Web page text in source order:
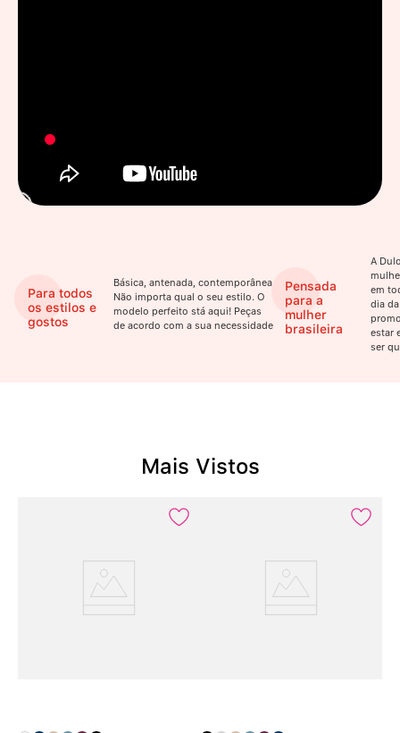
Para todos
os estilos e
gostos
Básica, antenada, contemporânea.
Não importa qual o seu estilo. O
modelo perfeito stá aqui! Peças
de acordo com a sua necessidade
Pensada
para a
mulher
brasileira
A
em
dia
estar
ser
Mais Vistos